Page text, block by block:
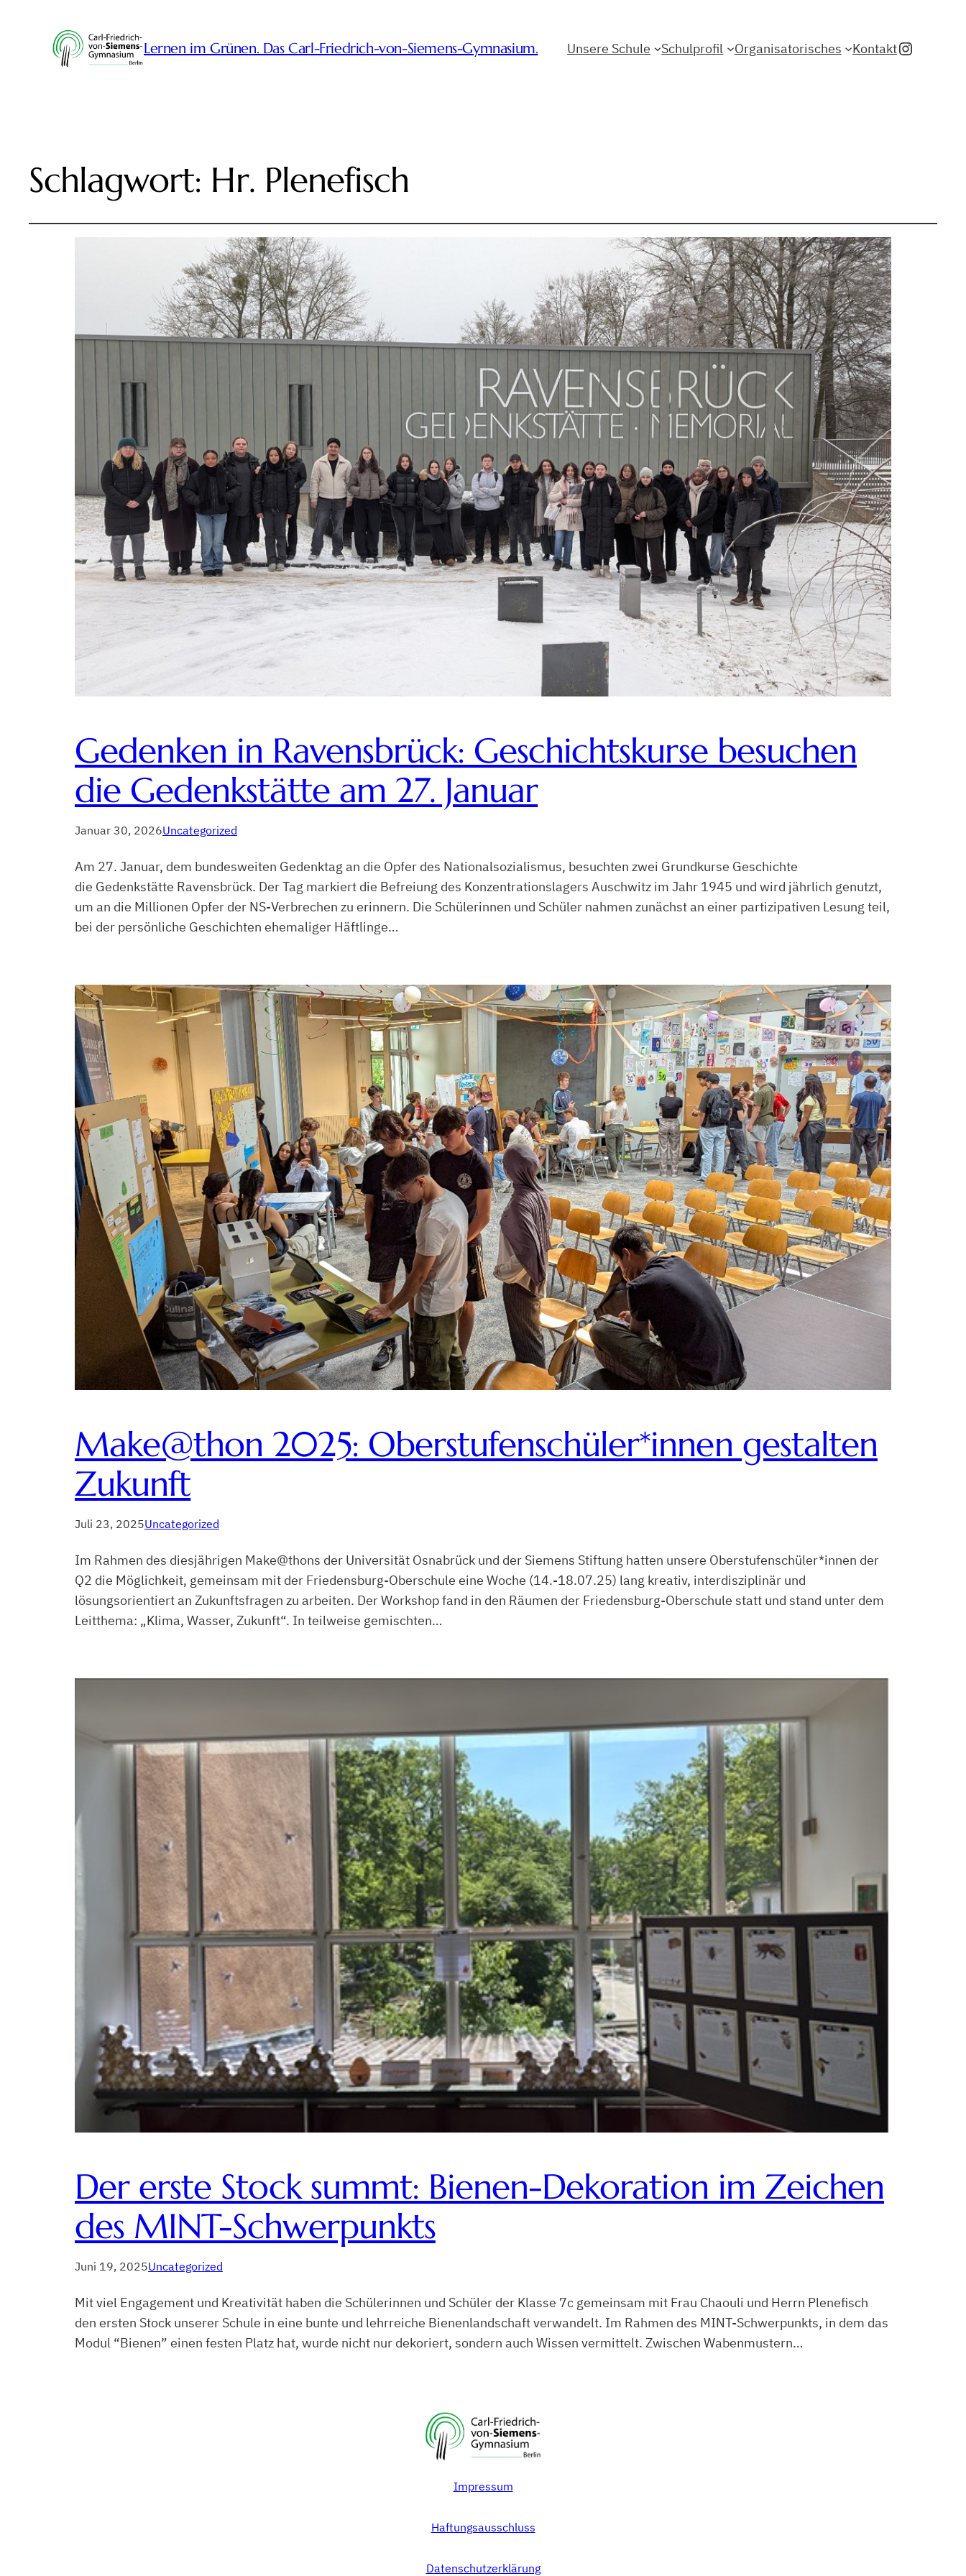
Lernen im Grünen. Das Carl-Friedrich-von-Siemens-Gymnasium. Unsere Schule Schulprofil Organisatorisches Kontakt
Schlagwort: Hr. Plenefisch
Gedenken in Ravensbrück: Geschichtskurse besuchen
die Gedenkstätte am 27. Januar
Januar 30, 2026Uncategorized
Am 27. Januar, dem bundesweiten Gedenktag an die Opfer des Nationalsozialismus, besuchten zwei Grundkurse Geschichte
die Gedenkstätte Ravensbrück. Der Tag markiert die Befreiung des Konzentrationslagers Auschwitz im Jahr 1945 und wird jährlich genutzt,
um an die Millionen Opfer der NS-Verbrechen zu erinnern. Die Schülerinnen und Schüler nahmen zunächst an einer partizipativen Lesung teil,
bei der persönliche Geschichten ehemaliger Häftlinge…
Make@thon 2025: Oberstufenschüler*innen gestalten
Zukunft
Juli 23, 2025Uncategorized
Im Rahmen des diesjährigen Make@thons der Universität Osnabrück und der Siemens Stiftung hatten unsere Oberstufenschüler*innen der
Q2 die Möglichkeit, gemeinsam mit der Friedensburg-Oberschule eine Woche (14.-18.07.25) lang kreativ, interdisziplinär und
lösungsorientiert an Zukunftsfragen zu arbeiten. Der Workshop fand in den Räumen der Friedensburg-Oberschule statt und stand unter dem
Leitthema: „Klima, Wasser, Zukunft“. In teilweise gemischten…
Der erste Stock summt: Bienen-Dekoration im Zeichen
des MINT-Schwerpunkts
Juni 19, 2025Uncategorized
Mit viel Engagement und Kreativität haben die Schülerinnen und Schüler der Klasse 7c gemeinsam mit Frau Chaouli und Herrn Plenefisch
den ersten Stock unserer Schule in eine bunte und lehrreiche Bienenlandschaft verwandelt. Im Rahmen des MINT-Schwerpunkts, in dem das
Modul “Bienen” einen festen Platz hat, wurde nicht nur dekoriert, sondern auch Wissen vermittelt. Zwischen Wabenmustern…
Impressum
Haftungsausschluss
Datenschutzerklärung